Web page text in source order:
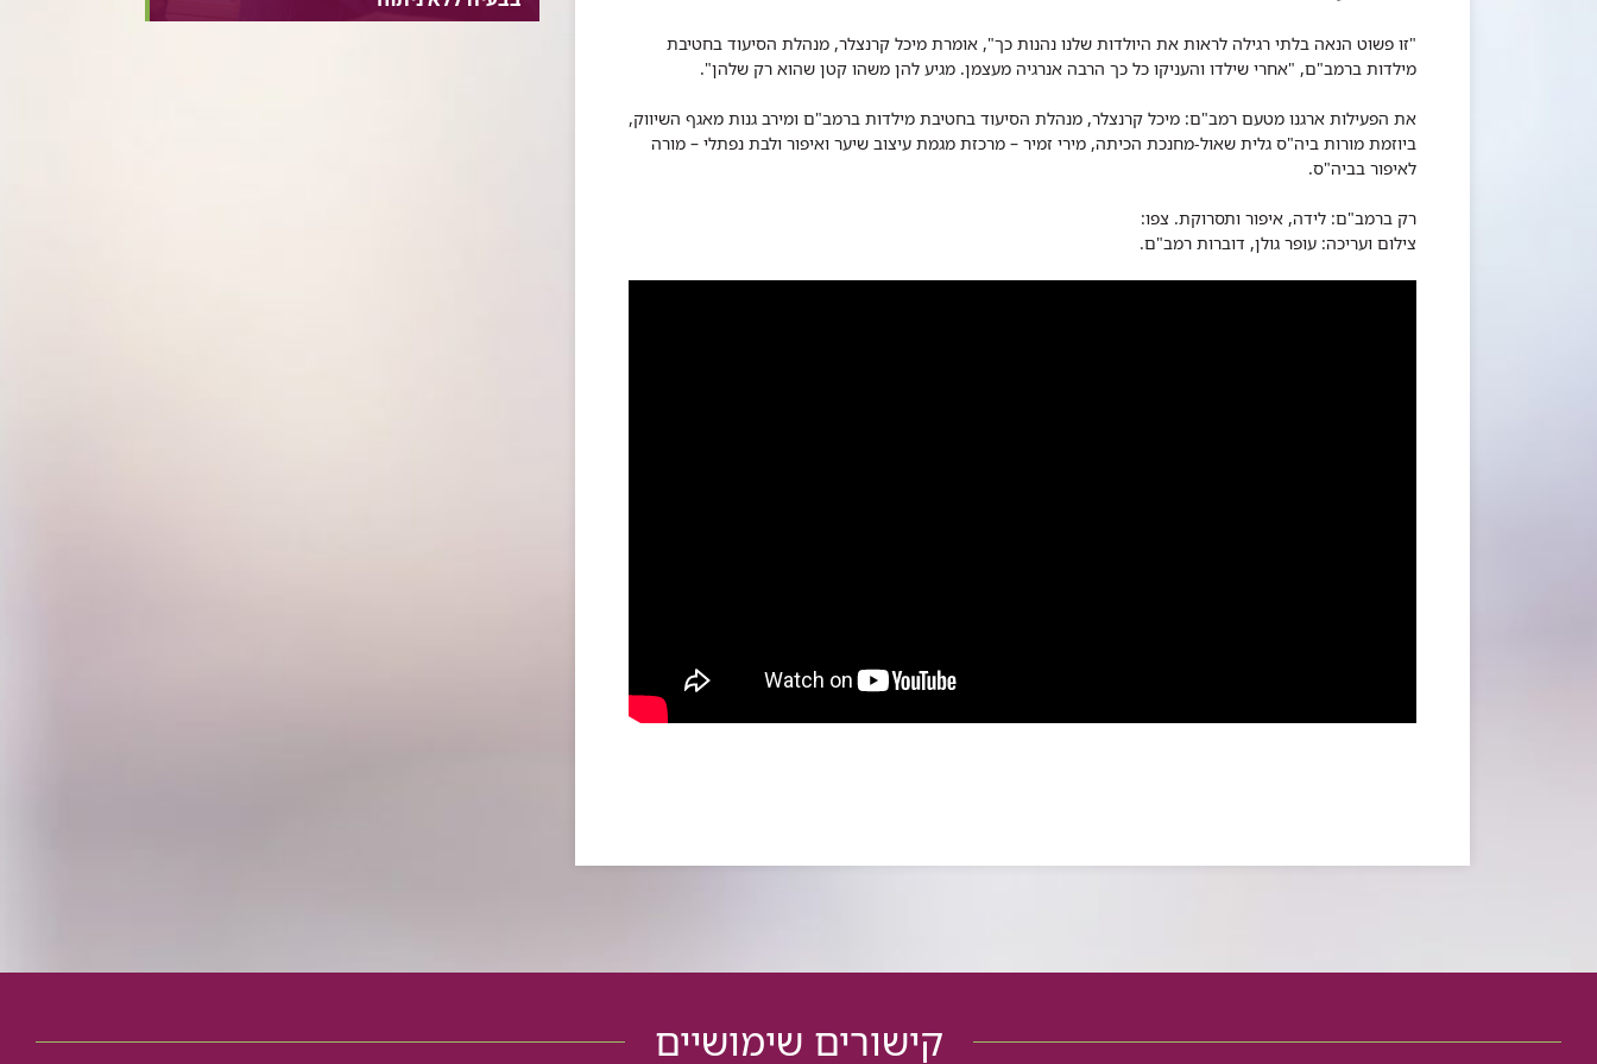
"זו פשוט הנאה בלתי רגילה לראות את היולדות שלנו נהנות כך", אומרת מיכל קרנצלר, מנהלת הסיעוד בחטיבת
מילדות ברמב"ם, "אחרי שילדו והעניקו כל כך הרבה אנרגיה מעצמן. מגיע להן משהו קטן שהוא רק שלהן".
את הפעילות ארגנו מטעם רמב"ם: מיכל קרנצלר, מנהלת הסיעוד בחטיבת מילדות ברמב"ם ומירב גנות מאגף השיווק,
ביוזמת מורות ביה"ס גלית שאול-מחנכת הכיתה, מירי זמיר – מרכזת מגמת עיצוב שיער ואיפור ולבת נפתלי – מורה
לאיפור בביה"ס.
רק ברמב"ם: לידה, איפור ותסרוקת. צפו:
צילום ועריכה: עופר גולן, דוברות רמב"ם.
קישורים שימושיים